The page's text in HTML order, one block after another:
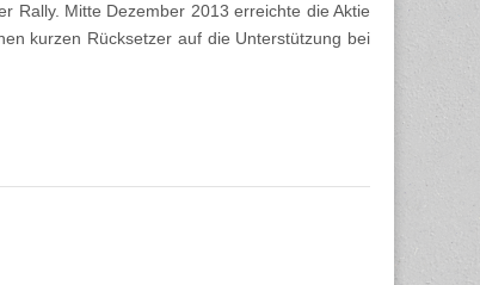
Rally. Mitte Dezember 2013 erreichte die Aktie
kurzen Rücksetzer auf die Unterstützung bei